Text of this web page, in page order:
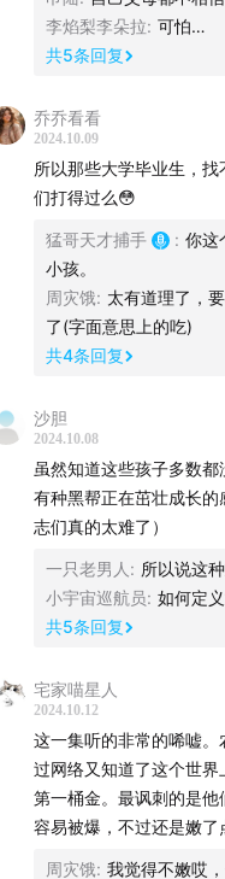
的（可能是领头的女朋
他弟弟把剩下几个团伙
他们就没动手，转身处
多大，鼻青脸肿，估计是
刚才“押送”我那几个，
那两个小子薅到一个房
血，这时候在旁边看的
带扣划破了头皮。就说休
这两个孩子，像被训练
让后他们给这两个孩子
后，指另一个房间水泥
这个过程，我蹲在那听
个茶几）一句半句的聊，
的场子，第一次偷没被他
过了一会，那个大哥让人
皮带，这时候看两个孩子
让后他们就在客厅继续
妈在里头自杀了，有人
往里看，下来说，没自
样半躺着被几人拽着，
个，但是没刚才叫的那么
后来有个人上来，告诉
他们要找的人，也被学
我，他们打我了没，我
口的自行车。
李焰梨李朵拉: 可怕…
共5条回复
乔乔看看
2024.10.09
所以那些大学毕业生，
们打得过么😳
猛哥天才捕手 : 你这
小孩。
周灾饿: 太有道理了，
了(字面意思上的吃)
共4条回复
沙胆
2024.10.08
虽然知道这些孩子多数
有种黑帮正在茁壮成长
志们真的太难了）
一只老男人 : 所以说这
小宇宙巡航员: 如何定
共5条回复
宅家喵星人
2024.10.12
这一集听的非常的唏嘘
过网络又知道了这个世
第一桶金。最讽刺的是
容易被爆，不过还是嫩了
周灾饿: 我觉得不嫩哎